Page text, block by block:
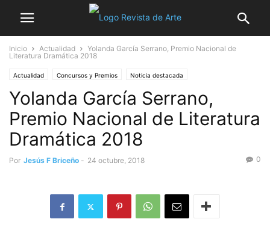
Inicio Actualidad
Yolanda García Serrano, Premio Nacional de
Literatura Dramática 2018
Actualidad Concursos y Premios Noticia destacada
Yolanda García Serrano,
Premio Nacional de Literatura
Dramática 2018
Por Jesús F Briceño - 24 octubre, 2018 0